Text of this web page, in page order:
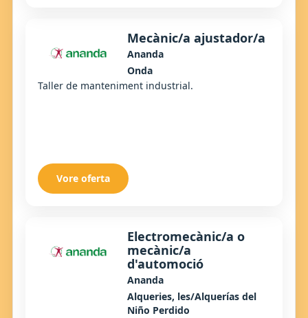
Mecànic/a ajustador/a
Ananda
Onda
Taller de manteniment industrial.
Vore oferta
Electromecànic/a o
mecànic/a
d'automoció
Ananda
Alqueries, les/Alquerías del
Niño Perdido